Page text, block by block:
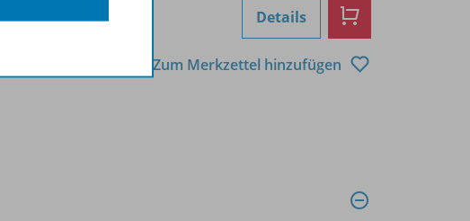
Details
Zum Merkzettel hinzufügen